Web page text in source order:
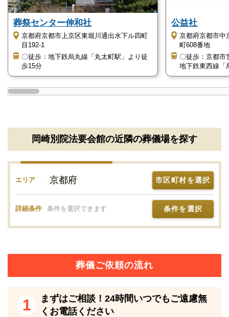
葬祭センター伸和社
京都府京都市上京区東堀川通出水下ル四町
目192-1
〇徒歩：地下鉄烏丸線「丸太町駅」より徒
歩15分
公益社
京都府京都市中
町608番地
〇徒歩：京都市
地下鉄東西線「
岡崎別院法要会館の近隣の葬儀場を探す
エリア 京都府 市区町村を選択
詳細条件 条件を選択できます 条件を選択
葬儀ご依頼の流れ
1
まずはご相談！24時間いつでもご遠慮無
くお電話ください